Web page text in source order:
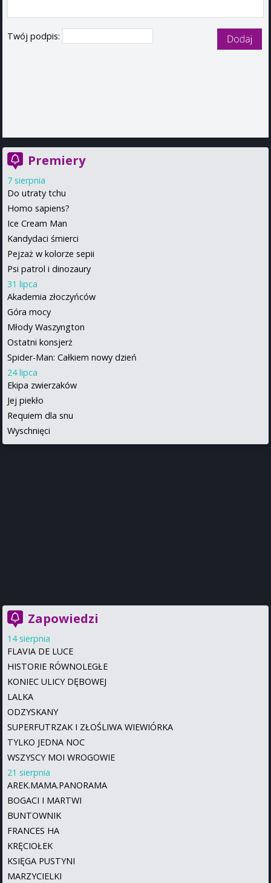
Twój podpis:
Premiery
7 sierpnia
Do utraty tchu
Homo sapiens?
Ice Cream Man
Kandydaci śmierci
Pejzaż w kolorze sepii
Psi patrol i dinozaury
31 lipca
Akademia złoczyńców
Góra mocy
Młody Waszyngton
Ostatni konsjerż
Spider-Man: Całkiem nowy dzień
24 lipca
Ekipa zwierzaków
Jej piekło
Requiem dla snu
Wyschnięci
Zapowiedzi
14 sierpnia
FLAVIA DE LUCE
HISTORIE RÓWNOLEGŁE
KONIEC ULICY DĘBOWEJ
LALKA
ODZYSKANY
SUPERFUTRZAK I ZŁOŚLIWA WIEWIÓRKA
TYLKO JEDNA NOC
WSZYSCY MOI WROGOWIE
21 sierpnia
AREK.MAMA.PANORAMA
BOGACI I MARTWI
BUNTOWNIK
FRANCES HA
KRĘCIOŁEK
KSIĘGA PUSTYNI
MARZYCIELKI